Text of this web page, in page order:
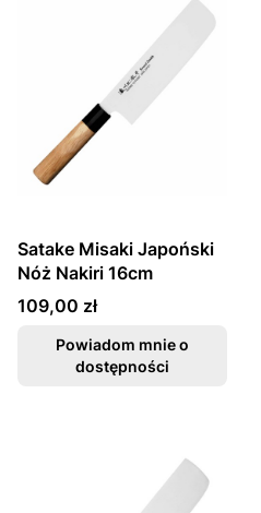
Satake Misaki Japoński
Nóż Nakiri 16cm
Cena
109,00 zł
Powiadom mnie o
dostępności